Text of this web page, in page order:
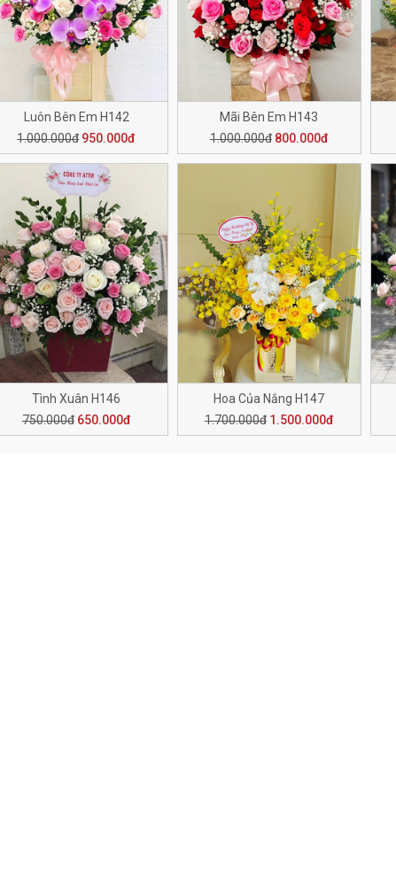
Luôn Bên Em H142
1.000.000đ 950.000đ
Mãi Bên Em H143
1.000.000đ 800.000đ
Tình Xuân H146
750.000đ 650.000đ
Hoa Của Nắng H147
1.700.000đ 1.500.000đ